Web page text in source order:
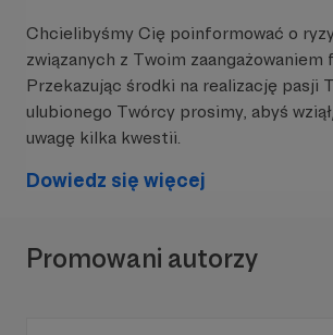
Chcielibyśmy Cię poinformować o
związanych z Twoim zaangażowaniem
Przekazując środki na realizację pasji
ulubionego Twórcy prosimy, abyś
uwagę kilka kwestii.
Dowiedz się więcej
Promowani autorzy